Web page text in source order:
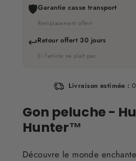
🛡️Garantie casse transport
Remplacement offert
↩️Retour offert 30 jours
Si l'article ne plaît pas
Livraison estimée :
Gon peluche -
Hunter™
Découvre le monde